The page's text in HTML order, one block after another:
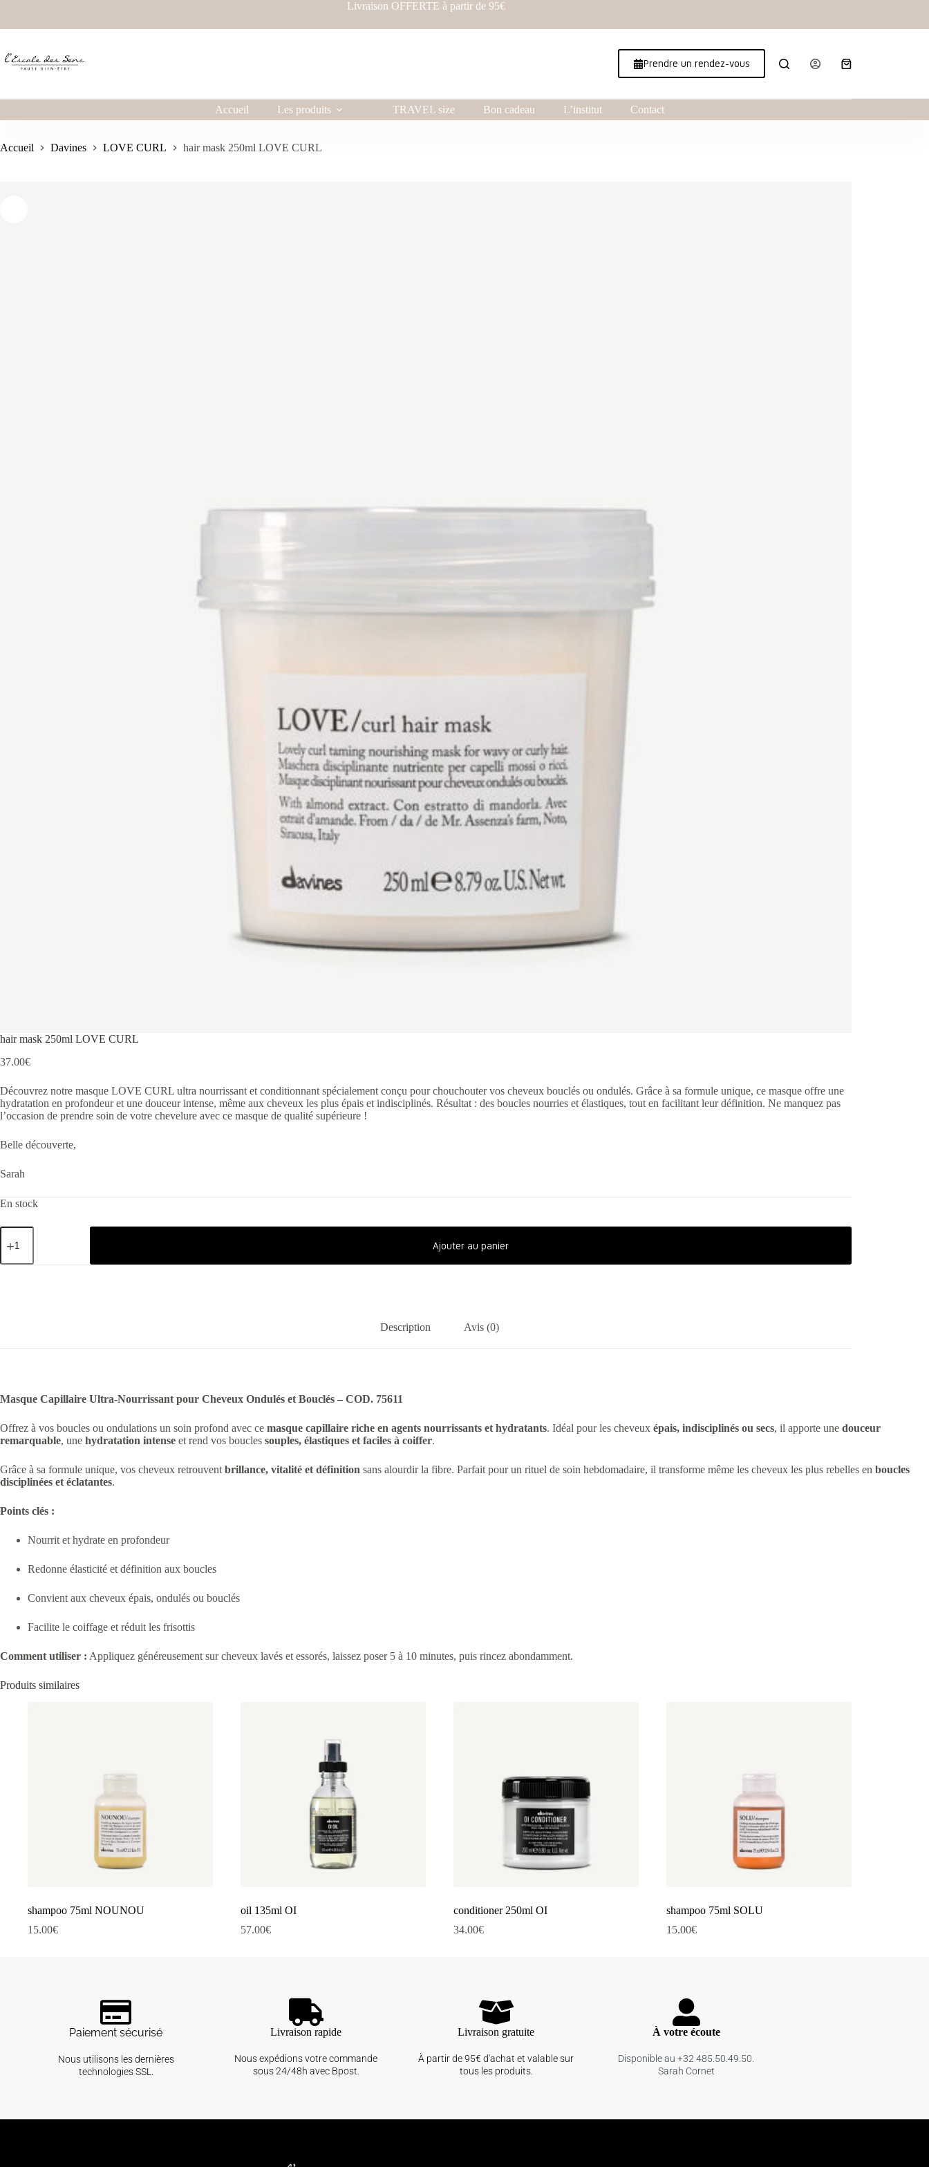
Livraison OFFERTE à partir de 95€
Prendre un rendez-vous
Accueil Les produits TRAVEL size Bon cadeau L’institut Contact
Accueil Davines LOVE CURL hair mask 250ml LOVE CURL
hair mask 250ml LOVE CURL
37.00€
Découvrez notre masque LOVE CURL ultra nourrissant et conditionnant spécialement conçu pour chouchouter vos cheveux bouclés ou ondulés. Grâce à sa formule unique, ce masque offre une
hydratation en profondeur et une douceur intense, même aux cheveux les plus épais et indisciplinés. Résultat : des boucles nourries et élastiques, tout en facilitant leur définition. Ne manquez pas
l’occasion de prendre soin de votre chevelure avec ce masque de qualité supérieure !
Belle découverte,
Sarah
En stock
Ajouter au panier
Description Avis (0)
Masque Capillaire Ultra-Nourrissant pour Cheveux Ondulés et Bouclés – COD. 75611
Offrez à vos boucles ou ondulations un soin profond avec ce masque capillaire riche en agents nourrissants et hydratants. Idéal pour les cheveux épais, indisciplinés ou secs, il apporte une douceur
remarquable, une hydratation intense et rend vos boucles souples, élastiques et faciles à coiffer.
Grâce à sa formule unique, vos cheveux retrouvent brillance, vitalité et définition sans alourdir la fibre. Parfait pour un rituel de soin hebdomadaire, il transforme même les cheveux les plus rebelles en boucles
disciplinées et éclatantes.
Points clés :
Nourrit et hydrate en profondeur
Redonne élasticité et définition aux boucles
Convient aux cheveux épais, ondulés ou bouclés
Facilite le coiffage et réduit les frisottis
Comment utiliser : Appliquez généreusement sur cheveux lavés et essorés, laissez poser 5 à 10 minutes, puis rincez abondamment.
Produits similaires
shampoo 75ml NOUNOU
15.00€
oil 135ml OI
57.00€
conditioner 250ml OI
34.00€
shampoo 75ml SOLU
15.00€
Paiement sécurisé
Nous utilisons les dernières
technologies SSL.
Livraison rapide
Nous expédions votre commande
sous 24/48h avec Bpost.
Livraison gratuite
À partir de 95€ d'achat et valable sur
tous les produits.
À votre écoute
Disponible au +32 485.50.49.50.
Sarah Cornet